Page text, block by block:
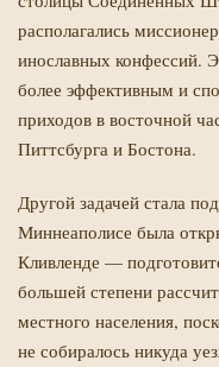
располагались
инославных конфессий.
более эффективным и
приходов в восточной
Питтсбурга и Бостона.
Другой задачей стала
Миннеаполисе была
Кливленде —
большей степени
местного населения,
не собиралось никуда